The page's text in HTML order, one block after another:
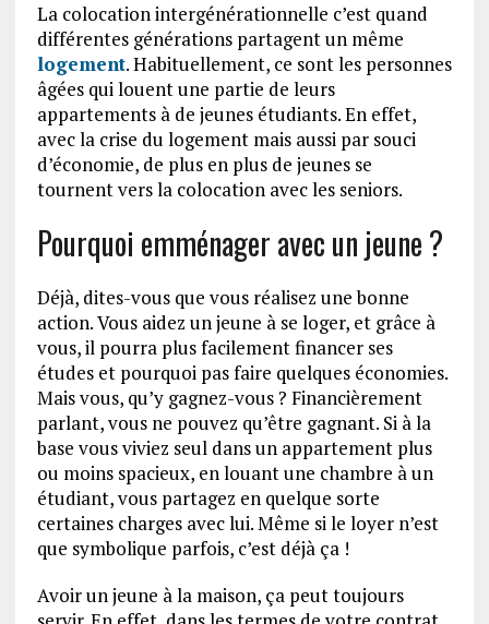
La colocation intergénérationnelle c’est quand
différentes générations partagent un même
logement. Habituellement, ce sont les personnes
âgées qui louent une partie de leurs
appartements à de jeunes étudiants. En effet,
avec la crise du logement mais aussi par souci
d’économie, de plus en plus de jeunes se
tournent vers la colocation avec les seniors.
Pourquoi emménager avec un jeune ?
Déjà, dites-vous que vous réalisez une bonne
action. Vous aidez un jeune à se loger, et grâce à
vous, il pourra plus facilement financer ses
études et pourquoi pas faire quelques économies.
Mais vous, qu’y gagnez-vous ? Financièrement
parlant, vous ne pouvez qu’être gagnant. Si à la
base vous viviez seul dans un appartement plus
ou moins spacieux, en louant une chambre à un
étudiant, vous partagez en quelque sorte
certaines charges avec lui. Même si le loyer n’est
que symbolique parfois, c’est déjà ça !
Avoir un jeune à la maison, ça peut toujours